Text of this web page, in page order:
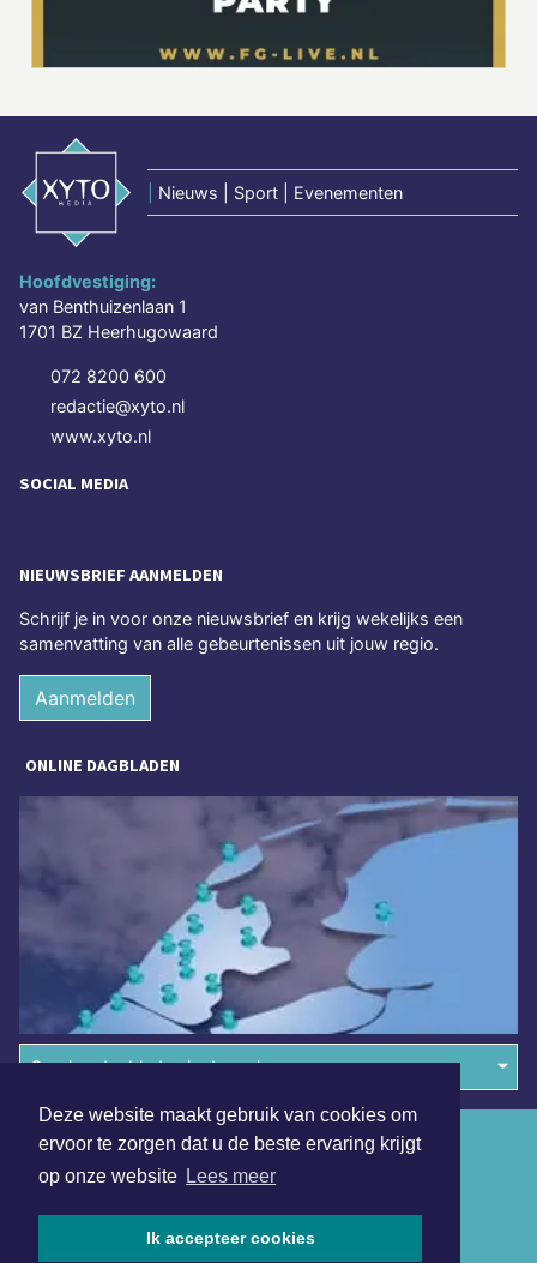
Deze website maakt gebruik van cookies om
ervoor te zorgen dat u de beste ervaring krijgt
op onze website Lees meer
Ik accepteer cookies
Nieuws | Sport | Evenementen
Hoofdvestiging:
van Benthuizenlaan 1
1701 BZ Heerhugowaard
072 8200 600
redactie@xyto.nl
www.xyto.nl
SOCIAL MEDIA
NIEUWSBRIEF AANMELDEN
Schrijf je in voor onze nieuwsbrief en krijg wekelijks een
samenvatting van alle gebeurtenissen uit jouw regio.
Aanmelden
ONLINE DAGBLADEN
Overige dagbladen in de regio
Algemene voorwaarden
Disclaimer